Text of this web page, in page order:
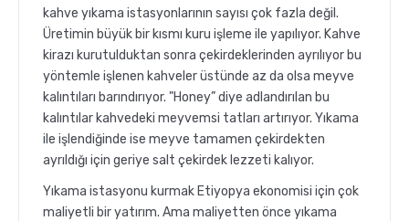
kahve yıkama istasyonlarının sayısı çok fazla değil.
Üretimin büyük bir kısmı kuru işleme ile yapılıyor. Kahve
kirazı kurutulduktan sonra çekirdeklerinden ayrılıyor bu
yöntemle işlenen kahveler üstünde az da olsa meyve
kalıntıları barındırıyor. "Honey” diye adlandırılan bu
kalıntılar kahvedeki meyvemsi tatları artırıyor. Yıkama
ile işlendiğinde ise meyve tamamen çekirdekten
ayrıldığı için geriye salt çekirdek lezzeti kalıyor.
Yıkama istasyonu kurmak Etiyopya ekonomisi için çok
maliyetli bir yatırım. Ama maliyetten önce yıkama